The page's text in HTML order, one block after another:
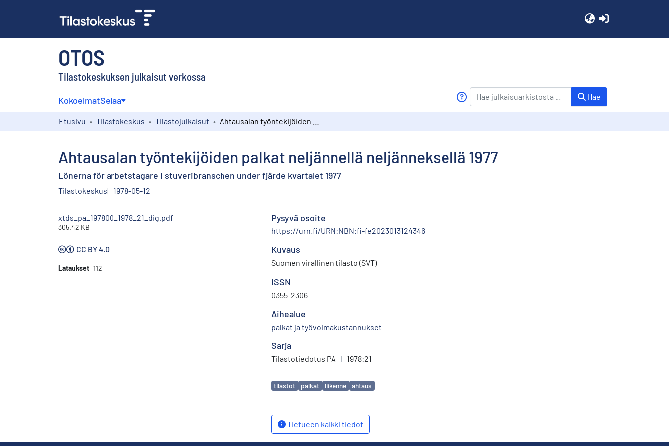
OTOS
Tilastokeskuksen julkaisut verkossa
KokoelmatSelaa Hae
Etusivu Tilastokeskus Tilastojulkaisut
Ahtausalan työntekijöiden palkat neljännellä neljänneksellä 1977
Lönerna för arbetstagare i stuveribranschen under fjärde kvartalet 1977
Tilastokeskus 1978-05-12
xtds_pa_197800_1978_21_dig.pdf
305.42 KB
CC BY 4.0
Lataukset 112
Pysyvä osoite
https://urn.fi/URN:NBN:fi-fe2023013124346
Kuvaus
Suomen virallinen tilasto (SVT)
ISSN
0355-2306
Aihealue
palkat ja työvoimakustannukset
Sarja
Tilastotiedotus PA | 1978:21
Avainsanat
tilastot palkat liikenne ahtaus
Tietueen kaikki tiedot